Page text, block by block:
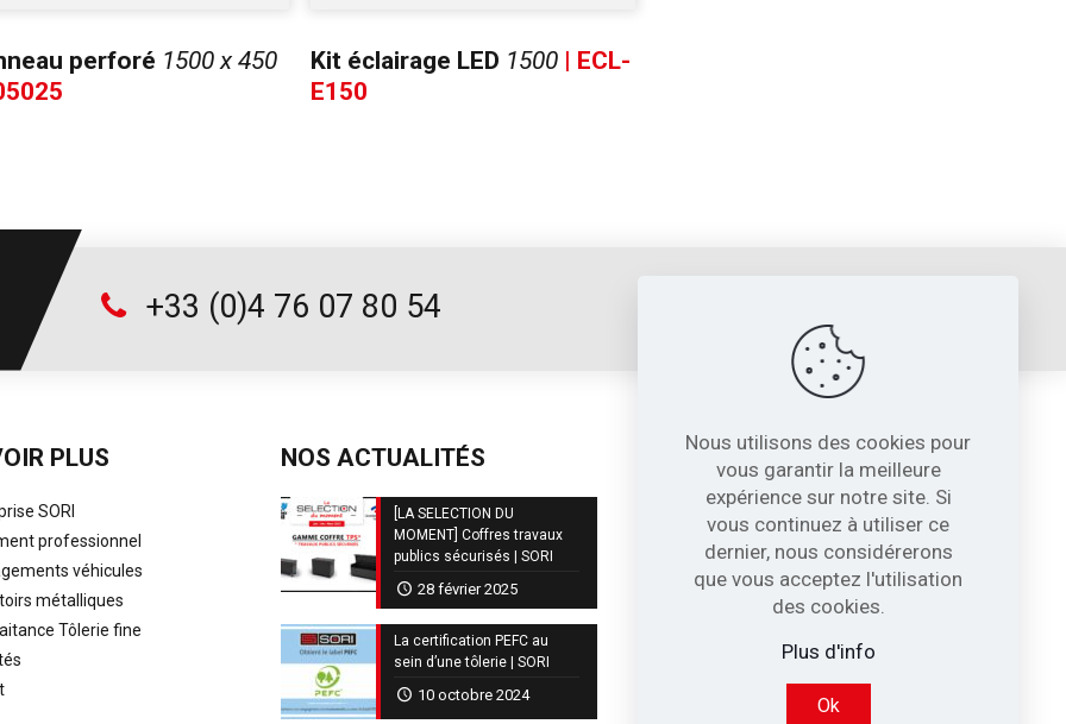
perforé 1500 x 450
Kit éclairage LED 1500| ECL-
E150
+33 (0)4 76 07 80 54
PLUS
SORI
professionnel
véhicules
métalliques
Tôlerie fine
NOS ACTUALITÉS
[LA SELECTION DU
MOMENT] Coffres travaux
publics sécurisés | SORI
28 février 2025
La certification PEFC au
sein d’une tôlerie | SORI
10 octobre 2024
NOS COORDONNÉES
717, Avenue de St Quentin
Contre Allée Z.I.
38210 - Tullins France
04 76 07 80 54
Nous utilisons des cookies pour
vous garantir la meilleure
expérience sur notre site. Si
vous continuez à utiliser ce
dernier, nous considérerons
que vous acceptez l'utilisation
des cookies.
Plus d'info
Ok